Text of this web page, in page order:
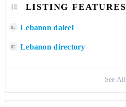
LISTING FEATURES
Lebanon daleel
Lebanon directory
See All